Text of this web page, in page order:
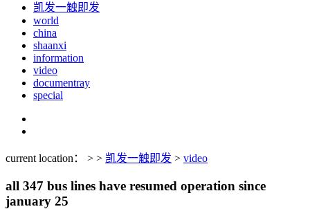
凯发一触即发
world
china
shaanxi
information
video
documentray
special
current location： > > 凯发一触即发 > video
all 347 bus lines have resumed operation since
january 25